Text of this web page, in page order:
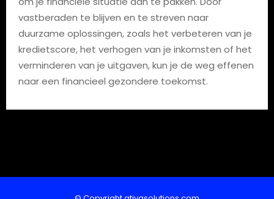
vastberaden te blijven en te streven naar
duurzame oplossingen, zoals het verbeteren van je
kredietscore, het verhogen van je inkomsten of het
verminderen van je uitgaven, kun je de weg effenen
naar een financieel gezondere toekomst.